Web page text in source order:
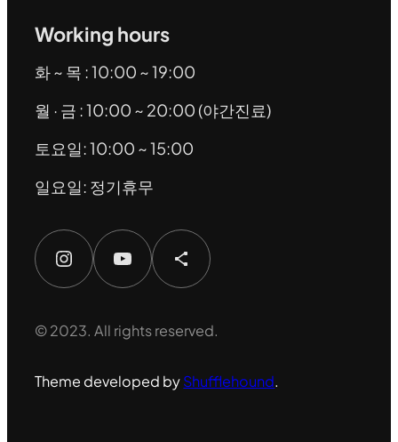
Working hours
화 ~ 목 : 10:00 ~ 19:00
월 · 금 : 10:00 ~ 20:00 (야간진료)
토요일: 10:00 ~ 15:00
일요일: 정기휴무
Instagram YouTube Share Icon
© 2023. All rights reserved.
Theme developed byShufflehound.